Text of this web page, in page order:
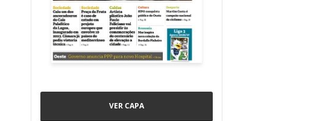
VER CAPA